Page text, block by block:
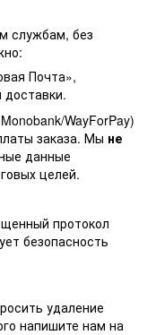
службам, без
Почта»,
WayForPay)
заказа. Мы не
данные
целей.
протокол
безопасность
удаление
напишите нам на